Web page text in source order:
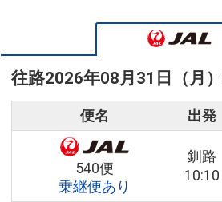
往路2026年08月31日（月）
便名 出発
540便
乗継便あり
釧路
10:10